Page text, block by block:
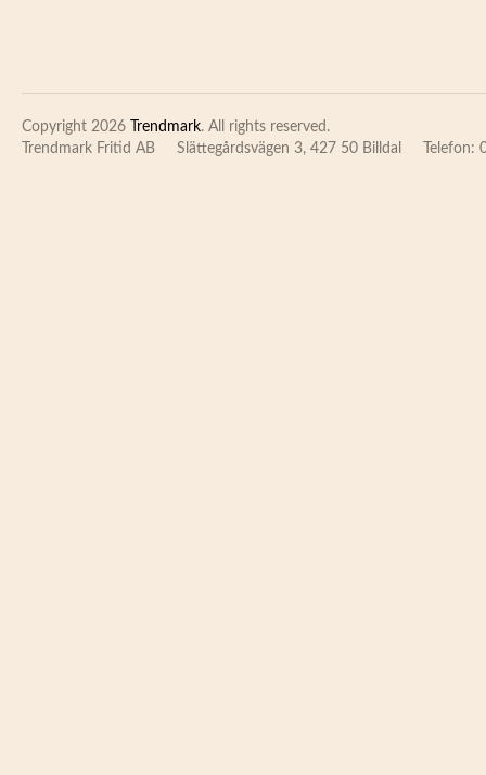
Copyright 2026 Trendmark. All rights reserved.
Trendmark Fritid AB
Slättegårdsvägen 3, 427 50 Billdal Telefon: